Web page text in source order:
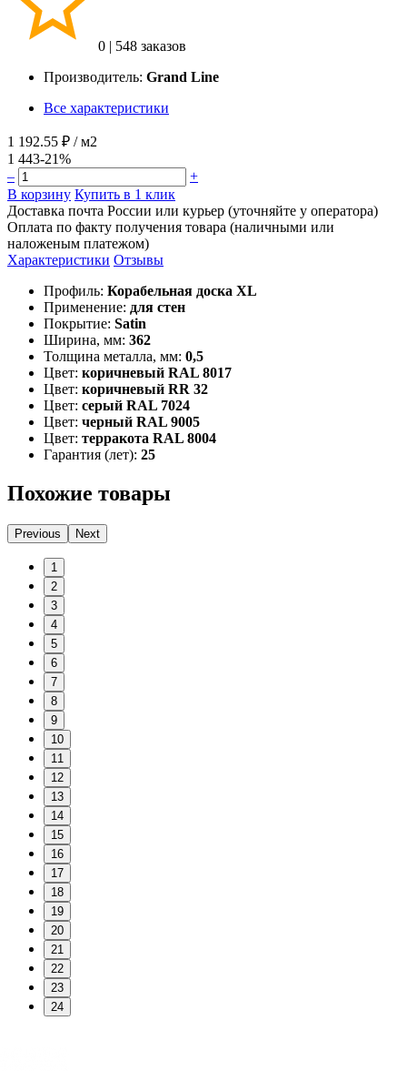
0 | 548 заказов
Производитель: Grand Line
Все характеристики
1 192.55 ₽ / м2
1 443-21%
–
+
В корзину Купить в 1 клик
Доставка почта России или курьер (уточняйте у оператора)
Оплата по факту получения товара (наличными или
наложеным платежом)
Характеристики Отзывы
Профиль: Корабельная доска XL
Применение: для стен
Покрытие: Satin
Ширина, мм: 362
Толщина металла, мм: 0,5
Цвет: коричневый RAL 8017
Цвет: коричневый RR 32
Цвет: серый RAL 7024
Цвет: черный RAL 9005
Цвет: терракота RAL 8004
Гарантия (лет): 25
Похожие товары
Previous Next
1
2
3
4
5
6
7
8
9
10
11
12
13
14
15
16
17
18
19
20
21
22
23
24